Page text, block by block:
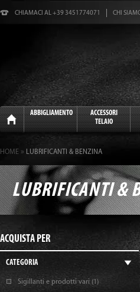
CHIAMACI AL +39 3451774071 CHI
Home
ABBIGLIAMENTO
ACCESSORI
TELAIO
HOME » LUBRIFICANTI & BENZINA
LUBRIFICANTI &
ACQUISTA PER
CATEGORIA
Sigillanti e prodotti vari(1)